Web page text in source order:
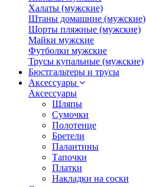
Халаты (мужские)
Штаны домашние (мужские)
Шорты пляжные (мужские)
Майки мужские
Футболки мужские
Трусы купальные (мужские)
Бюстгальтеры и трусы
Аксессуары
Аксессуары
Шляпы
Сумочки
Полотенце
Бретели
Палантины
Тапочки
Платки
Накладки на соски